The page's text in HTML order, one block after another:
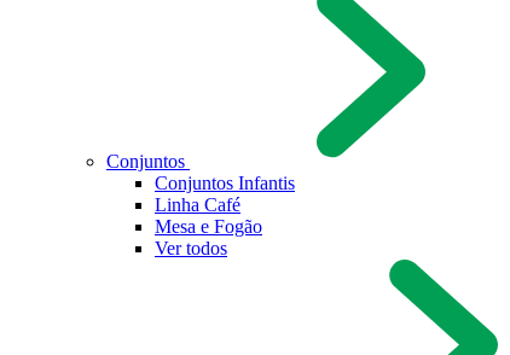
Conjuntos
Conjuntos Infantis
Linha Café
Mesa e Fogão
Ver todos